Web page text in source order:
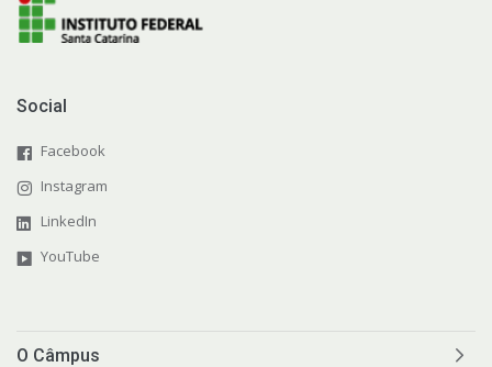
Social
Facebook
Instagram
LinkedIn
YouTube
O Câmpus